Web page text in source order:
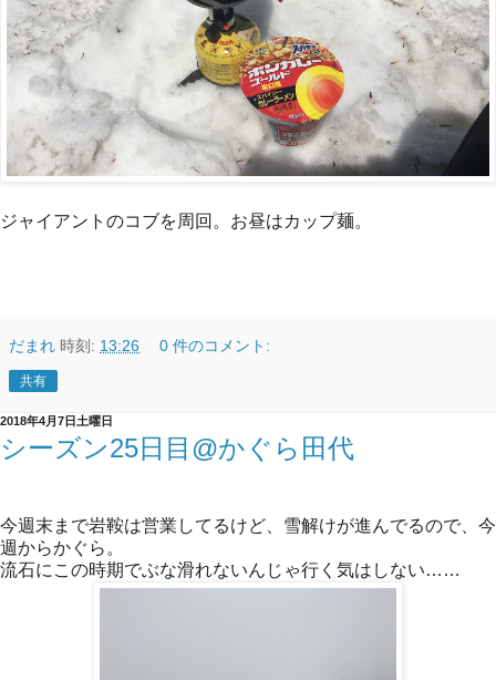
ジャイアントのコブを周回。お昼はカップ麺。
だまれ 時刻: 13:26 0 件のコメント:
共有
2018年4月7日土曜日
シーズン25日目@かぐら田代
今週末まで岩鞍は営業してるけど、雪解けが進んでるので、今
週からかぐら。
流石にこの時期でぶな滑れないんじゃ行く気はしない……